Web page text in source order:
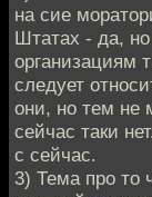
на сие
Штатах - да,
организациям
следует
они, но тем не
сейчас таки
с сейчас.
3) Тема про то